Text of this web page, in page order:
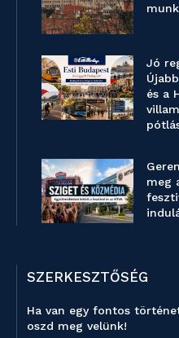
Jó
és a
meg
SZERKESZTŐSÉG
Ha van egy fontos
oszd meg velünk!